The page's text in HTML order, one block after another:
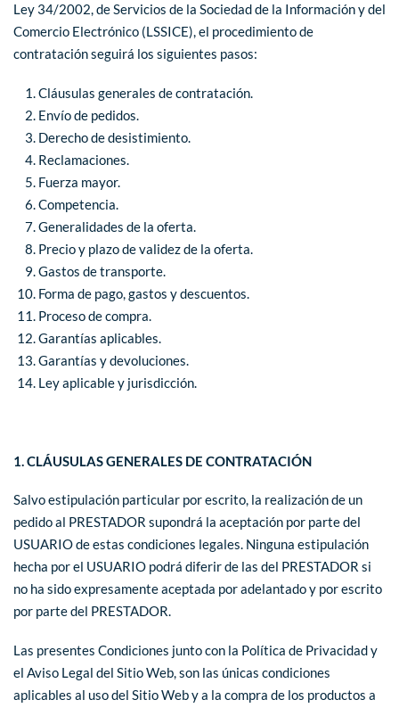
Ley 34/2002, de Servicios de la Sociedad de la Información y del
Comercio Electrónico (LSSICE), el procedimiento de
contratación seguirá los siguientes pasos:
Cláusulas generales de contratación.
Envío de pedidos.
Derecho de desistimiento.
Reclamaciones.
Fuerza mayor.
Competencia.
Generalidades de la oferta.
Precio y plazo de validez de la oferta.
Gastos de transporte.
Forma de pago, gastos y descuentos.
Proceso de compra.
Garantías aplicables.
Garantías y devoluciones.
Ley aplicable y jurisdicción.
1. CLÁUSULAS GENERALES DE CONTRATACIÓN
Salvo estipulación particular por escrito, la realización de un
pedido al PRESTADOR supondrá la aceptación por parte del
USUARIO de estas condiciones legales. Ninguna estipulación
hecha por el USUARIO podrá diferir de las del PRESTADOR si
no ha sido expresamente aceptada por adelantado y por escrito
por parte del PRESTADOR.
Las presentes Condiciones junto con la Política de Privacidad y
el Aviso Legal del Sitio Web, son las únicas condiciones
aplicables al uso del Sitio Web y a la compra de los productos a